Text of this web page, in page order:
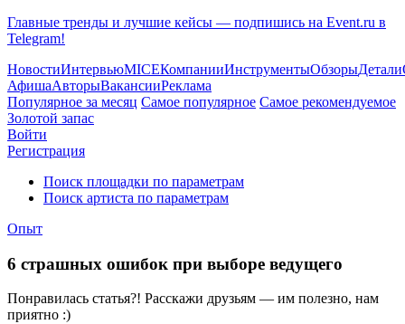
Главные тренды и лучшие кейсы — подпишись на Event.ru в
Telegram!
НовостиИнтервьюMICEКомпанииИнструментыОбзорыДетали
АфишаАвторыВакансииРеклама
Популярное за месяц Самое популярное Самое рекомендуемое
Золотой запас
Войти
Регистрация
Поиск площадки по параметрам
Поиск артиста по параметрам
Опыт
6 страшных ошибок при выборе ведущего
Понравилась статья?! Расскажи друзьям — им полезно, нам
приятно :)